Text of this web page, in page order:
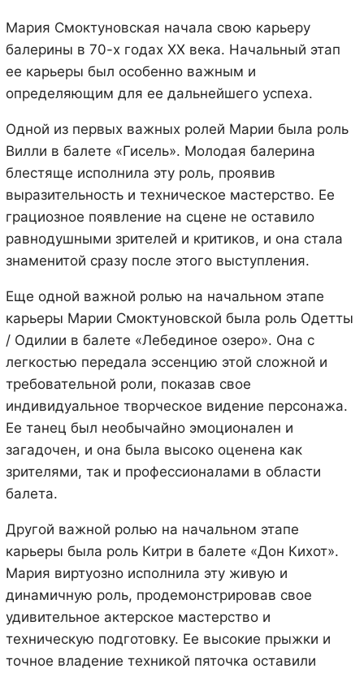
Мария Смоктуновская начала свою карьеру
балерины в 70-х годах XX века. Начальный этап
ее карьеры был особенно важным и
определяющим для ее дальнейшего успеха.
Одной из первых важных ролей Марии была роль
Вилли в балете «Гисель». Молодая балерина
блестяще исполнила эту роль, проявив
выразительность и техническое мастерство. Ее
грациозное появление на сцене не оставило
равнодушными зрителей и критиков, и она стала
знаменитой сразу после этого выступления.
Еще одной важной ролью на начальном этапе
карьеры Марии Смоктуновской была роль Одетты
/ Одилии в балете «Лебединое озеро». Она с
легкостью передала эссенцию этой сложной и
требовательной роли, показав свое
индивидуальное творческое видение персонажа.
Ее танец был необычайно эмоционален и
загадочен, и она была высоко оценена как
зрителями, так и профессионалами в области
балета.
Другой важной ролью на начальном этапе
карьеры была роль Китри в балете «Дон Кихот».
Мария виртуозно исполнила эту живую и
динамичную роль, продемонстрировав свое
удивительное актерское мастерство и
техническую подготовку. Ее высокие прыжки и
точное владение техникой пяточка оставили